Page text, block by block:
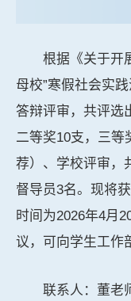
根据《关于开
母校”寒假社会实
答辩评审，共评选
二等奖10支，三等
荐）、学校评审，
督导员3名。现将
时间为2026年4月
议，可向学生工作
联系人：董老